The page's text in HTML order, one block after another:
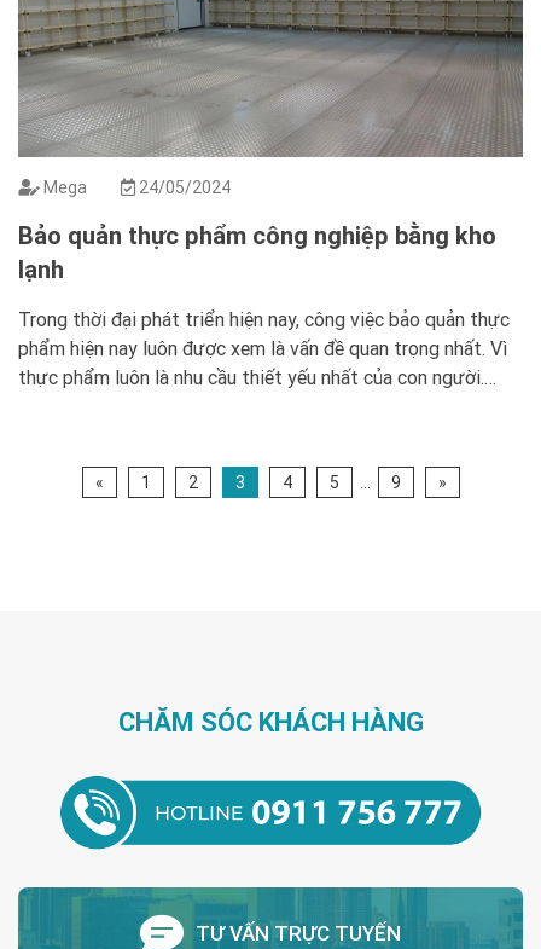
Mega 24/05/2024
Bảo quản thực phẩm công nghiệp bằng kho
lạnh
Trong thời đại phát triển hiện nay, công việc bảo quản thực
phẩm hiện nay luôn được xem là vấn đề quan trọng nhất. Vì
thực phẩm luôn là nhu cầu thiết yếu nhất của con người.
« 1 2 3 4 5 … 9 »
CHĂM SÓC KHÁCH HÀNG
TƯ VẤN TRỰC TUYẾN